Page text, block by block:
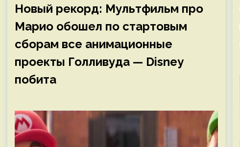
Новый рекорд: Мультфильм про
Марио обошел по стартовым
сборам все анимационные
проекты Голливуда — Disney
побита